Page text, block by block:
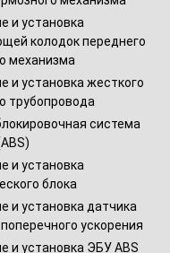
и установка
колодок переднего
механизма
и установка жесткого
трубопровода
система
и установка
блока
и установка датчика
ускорения
и установка ЭБУ ABS